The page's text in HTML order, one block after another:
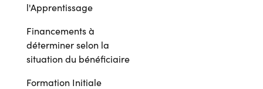
l'Apprentissage
Financements à
déterminer selon la
situation du bénéficiaire
Formation Initiale